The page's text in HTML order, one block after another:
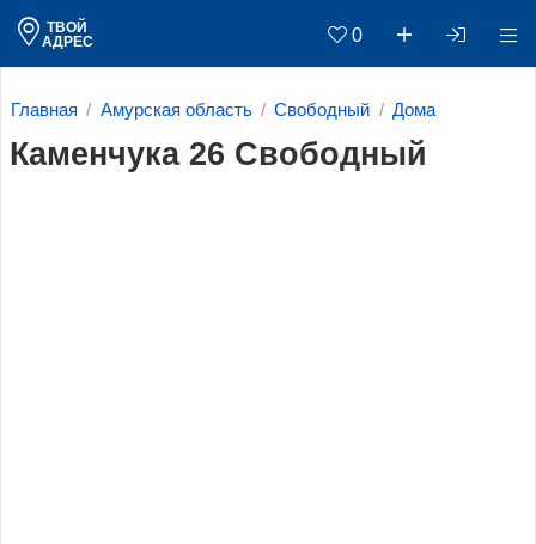
ТВОЙ
АДРЕС
0
Главная Амурская область Свободный Дома
Каменчука 26 Свободный